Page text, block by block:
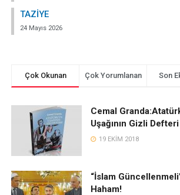
TAZİYE
24 Mayıs 2026
Çok Okunan Çok Yorumlanan Son
Cemal
Uşağının Gizli Defteri
19 EKIM 2018
“İslam
Haham!